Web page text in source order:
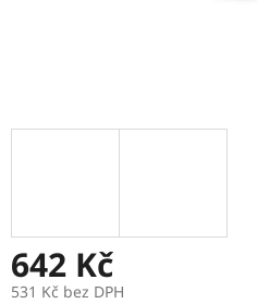
642 Kč
531 Kč bez DPH